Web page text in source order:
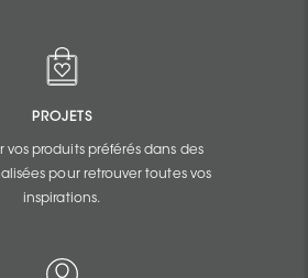
PROJETS
vos produits préférés dans des
pour retrouver toutes vos
inspirations.